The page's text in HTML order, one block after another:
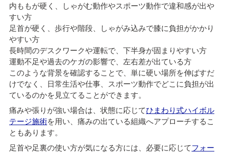
内ももが硬く、しゃがむ動作やスポーツ動作で違和感が出や
すい方
足首が硬く、歩行や階段、しゃがみ込みで膝に負担がかかり
やすい方
長時間のデスクワークや運転で、下半身が固まりやすい方
運動不足や過去のケガの影響で、左右差が出ている方
このような背景を確認することで、単に硬い場所を伸ばすだ
けでなく、日常生活や仕事、スポーツ動作でどこに負担が出
ているのかを見立てることができます。
痛みや張りが強い場合は、状態に応じてひまわり式ハイボル
テージ施術を用い、痛みの出ている組織へアプローチするこ
ともあります。
足首や足裏の使い方が気になる方には、必要に応じてフォー